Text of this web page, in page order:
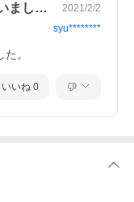
早々に送って頂きありがとうございました… 2021/2/2
syu********
。
いいね 0